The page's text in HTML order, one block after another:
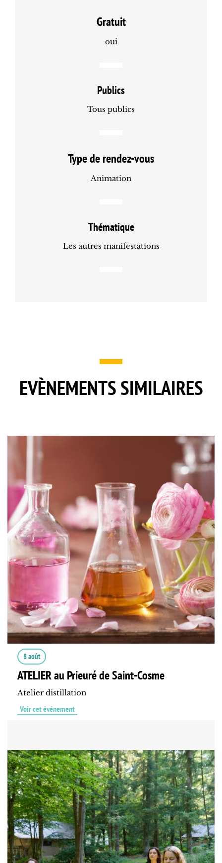
Gratuit
oui
Publics
Tous publics
Type de rendez-vous
Animation
Thématique
Les autres manifestations
EVÈNEMENTS SIMILAIRES
8 août
ATELIER au Prieuré de Saint-Cosme
Atelier distillation
Voir cet événement